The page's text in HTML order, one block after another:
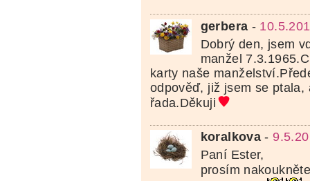
gerbera -
Dobrý den, jsem
manžel
karty naše
odpověď, již jsem se ptala,
řada.Děkuji
koralkova -
Paní Ester,
prosím